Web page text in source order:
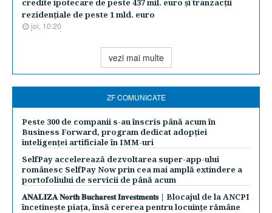
credite ipotecare de peste 437 mil. euro şi tranzacţii
rezidenţiale de peste 1 mld. euro
joi, 10:20
vezi mai multe
ZF COMUNICATE
Peste 300 de companii s-au înscris până acum în
Business Forward, program dedicat adopției
inteligenței artificiale în IMM-uri
SelfPay accelerează dezvoltarea super-app-ului
românesc SelfPay Now prin cea mai amplă extindere a
portofoliului de servicii de până acum
𝐀𝐍𝐀𝐋𝐈𝐙𝐀 𝐍𝐨𝐫𝐭𝐡 𝐁𝐮𝐜𝐡𝐚𝐫𝐞𝐬𝐭 𝐈𝐧𝐯𝐞𝐬𝐭𝐦𝐞𝐧𝐭𝐬 | Blocajul de la ANCPI
încetinește piața, însă cererea pentru locuințe rămâne